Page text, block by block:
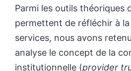
Parmi les outils théoriques
permettent de réfléchir à
services, nous avons
analyse le concept de la
institutionnelle (provider